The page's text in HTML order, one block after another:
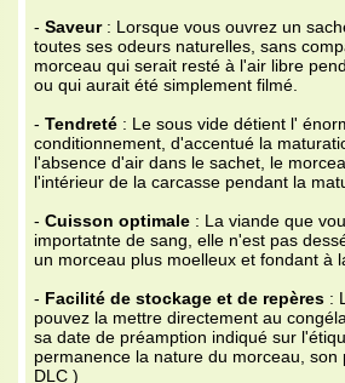
Cuisson optimale : La viande que vous allez
de sang, elle n'est pas desséchée au
morceau plus moelleux et fondant à la fois.
Facilité de stockage et de repères: La viande
date de préamption indiqué sur l'étiquette. De
la nature du morceau, son poids,
des caissettes au point accueil